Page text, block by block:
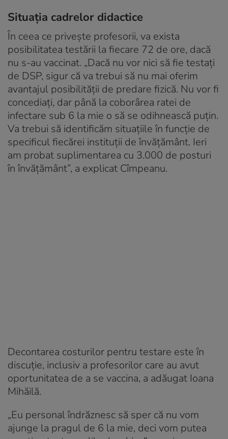
Situația cadrelor didactice
În ceea ce privește profesorii, va exista
posibilitatea testării la fiecare 72 de ore, dacă
nu s-au vaccinat. „Dacă nu vor nici să fie testați
de DSP, sigur că va trebui să nu mai oferim
avantajul posibilității de predare fizică. Nu vor fi
concediați, dar până la coborârea ratei de
infectare sub 6 la mie o să se odihnească puțin.
Va trebui să identificăm situațiile în funcție de
specificul fiecărei instituții de învățământ. Ieri
am probat suplimentarea cu 3.000 de posturi
în învățământ”, a explicat Cîmpeanu.
Decontarea costurilor pentru testare este în
discuție, inclusiv a profesorilor care au avut
oportunitatea de a se vaccina, a adăugat Ioana
Mihăilă.
„Eu personal îndrăznesc să sper că nu vom
ajunge la pragul de 6 la mie, deci vom putea